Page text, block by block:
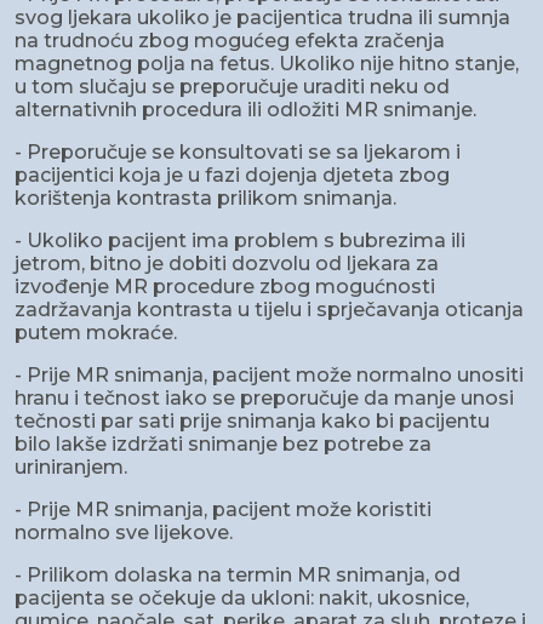
svog ljekara ukoliko je pacijentica trudna ili sumnja
na trudnoću zbog mogućeg efekta zračenja
magnetnog polja na fetus. Ukoliko nije hitno stanje,
u tom slučaju se preporučuje uraditi neku od
alternativnih procedura ili odložiti MR snimanje.
- Preporučuje se konsultovati se sa ljekarom i
pacijentici koja je u fazi dojenja djeteta zbog
korištenja kontrasta prilikom snimanja.
- Ukoliko pacijent ima problem s bubrezima ili
jetrom, bitno je dobiti dozvolu od ljekara za
izvođenje MR procedure zbog mogućnosti
zadržavanja kontrasta u tijelu i sprječavanja oticanja
putem mokraće.
- Prije MR snimanja, pacijent može normalno unositi
hranu i tečnost iako se preporučuje da manje unosi
tečnosti par sati prije snimanja kako bi pacijentu
bilo lakše izdržati snimanje bez potrebe za
uriniranjem.
- Prije MR snimanja, pacijent može koristiti
normalno sve lijekove.
- Prilikom dolaska na termin MR snimanja, od
pacijenta se očekuje da ukloni: nakit, ukosnice,